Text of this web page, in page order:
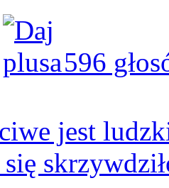
596
jest